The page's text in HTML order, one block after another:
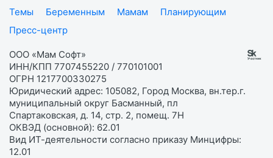
Темы
Беременным Мамам
Планирующим
Пресс-центр
ООО «Мам Софт»
ИНН/КПП 7707455220 / 770101001
ОГРН 1217700330275
Юридический адрес: 105082, Город Москва, вн.тер.г.
муниципальный округ Басманный, пл
Спартаковская, д. 14, стр. 2, помещ. 7Н
ОКВЭД (основной): 62.01
Вид ИТ-деятельности согласно приказу Минцифры:
12.01